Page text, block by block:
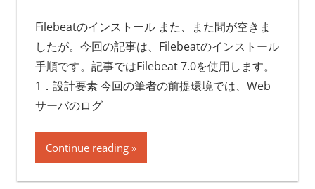
Filebeatのインストール また、また間が空きま
したが。今回の記事は、Filebeatのインストール
手順です。記事ではFilebeat 7.0を使用します。
1．設計要素 今回の筆者の前提環境では、Web
サーバのログ
Continue reading